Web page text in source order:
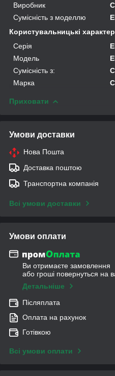
Виробник
Сумісність з моделлю
Користувальницькі
Серія
Модель
Сумісність з:
Марка
Приховати
Умови доставки
Нова Пошта
Доставка поштою
Транспортна компанія
Всі умови доставки
Умови оплати
Ви отримаєте замовлення
або гроші повернуться на
Детальніше
Післяплата
Оплата на рахунок
Готівкою
Всі умови оплати